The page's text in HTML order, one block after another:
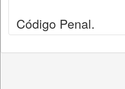
Código Penal.